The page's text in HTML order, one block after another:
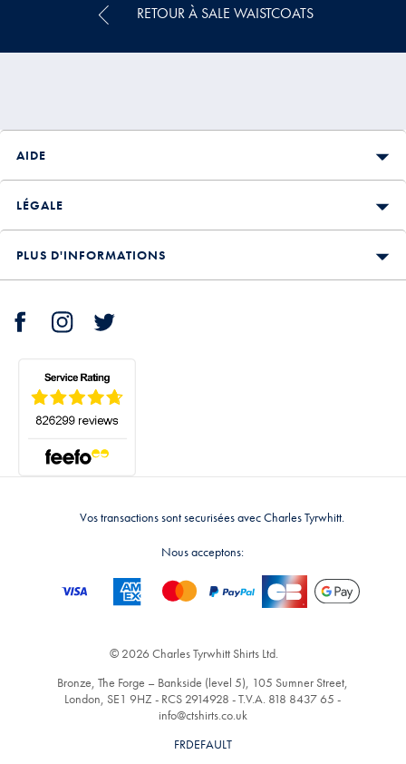
RETOUR À SALE WAISTCOATS
AIDE
LÉGALE
PLUS D'INFORMATIONS
Vos transactions sont securisées avec Charles Tyrwhitt.
Nous acceptons:
© 2026 Charles Tyrwhitt Shirts Ltd.
Bronze, The Forge – Bankside (level 5), 105 Sumner Street,
London, SE1 9HZ - RCS 2914928 - T.V.A. 818 8437 65 -
info@ctshirts.co.uk
FRDEFAULT